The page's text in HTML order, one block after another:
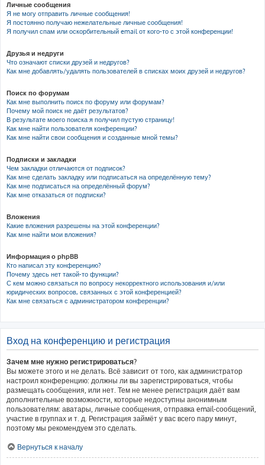
Личные сообщения
Я не могу отправить личные сообщения!
Я постоянно получаю нежелательные личные сообщения!
Я получил спам или оскорбительный email от кого-то с этой конференции!
Друзья и недруги
Что означают списки друзей и недругов?
Как мне добавлять/удалять пользователей в списках моих друзей и недругов?
Поиск по форумам
Как мне выполнить поиск по форуму или форумам?
Почему мой поиск не даёт результатов?
В результате моего поиска я получил пустую страницу!
Как мне найти пользователя конференции?
Как мне найти свои сообщения и созданные мной темы?
Подписки и закладки
Чем закладки отличаются от подписок?
Как мне сделать закладку или подписаться на определённую тему?
Как мне подписаться на определённый форум?
Как мне отказаться от подписки?
Вложения
Какие вложения разрешены на этой конференции?
Как мне найти мои вложения?
Информация о phpBB
Кто написал эту конференцию?
Почему здесь нет такой-то функции?
С кем можно связаться по вопросу некорректного использования и/или
юридических вопросов, связанных с этой конференцией?
Как мне связаться с администратором конференции?
Вход на конференцию и регистрация
Зачем мне нужно регистрироваться?
Вы можете этого и не делать. Всё зависит от того, как администратор
настроил конференцию: должны ли вы зарегистрироваться, чтобы
размещать сообщения, или нет. Тем не менее регистрация даёт вам
дополнительные возможности, которые недоступны анонимным
пользователям: аватары, личные сообщения, отправка email-сообщений,
участие в группах и т. д. Регистрация займёт у вас всего пару минут,
поэтому мы рекомендуем это сделать.
Вернуться к началу